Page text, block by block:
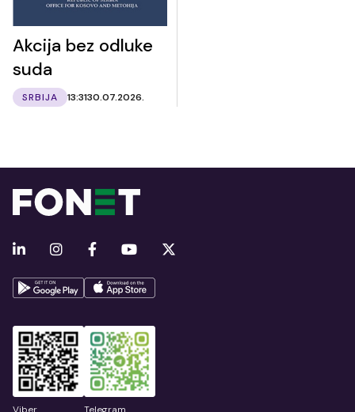
Akcija bez odluke
suda
SRBIJA 13:3130.07.2026.